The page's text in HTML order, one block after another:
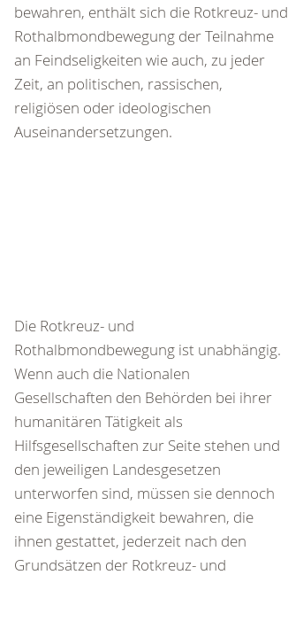
bewahren, enthält sich die Rotkreuz- und
Rothalbmondbewegung der Teilnahme
an Feindseligkeiten wie auch, zu jeder
Zeit, an politischen, rassischen,
religiösen oder ideologischen
Auseinandersetzungen.
Die Rotkreuz- und
Rothalbmondbewegung ist unabhängig.
Wenn auch die Nationalen
Gesellschaften den Behörden bei ihrer
humanitären Tätigkeit als
Hilfsgesellschaften zur Seite stehen und
den jeweiligen Landesgesetzen
unterworfen sind, müssen sie dennoch
eine Eigenständigkeit bewahren, die
ihnen gestattet, jederzeit nach den
Grundsätzen der Rotkreuz- und